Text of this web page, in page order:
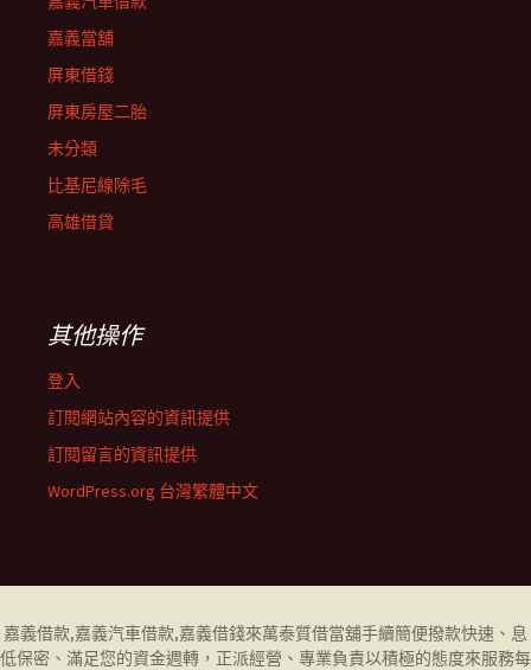
嘉義當舖
屏東借錢
屏東房屋二胎
未分類
比基尼線除毛
高雄借貸
其他操作
登入
訂閱網站內容的資訊提供
訂閱留言的資訊提供
WordPress.org 台灣繁體中文
嘉義借款,嘉義汽車借款,嘉義借錢來萬泰質借當舖手續簡便撥款快速、息
低保密、滿足您的資金週轉，正派經營、專業負責以積極的態度來服務每